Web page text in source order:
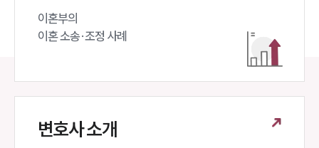
이혼 주요 업무사례
사례분석/최신동향
이혼부의
이혼 소송·조정 사례
변호사 소개